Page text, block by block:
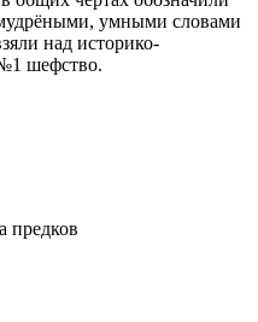
умными словами
над историко-
шефство.
предков